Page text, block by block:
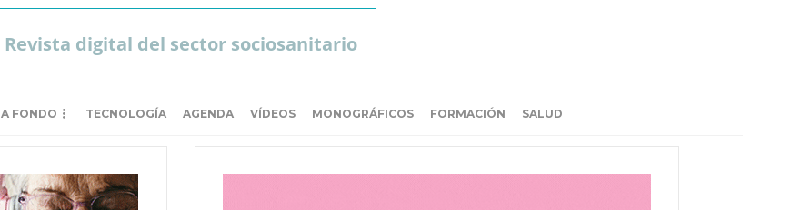
Revista digital del sector sociosanitario
A FONDO TECNOLOGÍA AGENDA VÍDEOS MONOGRÁFICOS FORMACIÓN SALUD